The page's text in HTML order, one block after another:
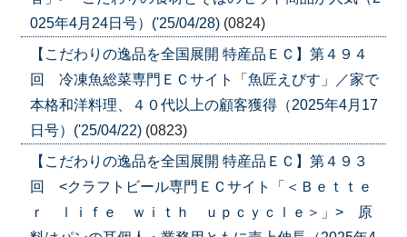
025年4月24日号）('25/04/28) (0824)
【こだわりの逸品を全国展開 特産品ＥＣ】第４９４
回 冷凍魚総菜専門ＥＣサイト「魚匠えびす」／家で
本格和洋料理、４０代以上の顧客獲得（2025年4月17
日号）('25/04/22) (0823)
【こだわりの逸品を全国展開 特産品ＥＣ】第４９３
回 <クラフトビール専門ＥＣサイト「＜Ｂｅｔｔｅ
ｒ ｌｉｆｅ ｗｉｔｈ ｕｐｃｙｃｌｅ＞」> 原